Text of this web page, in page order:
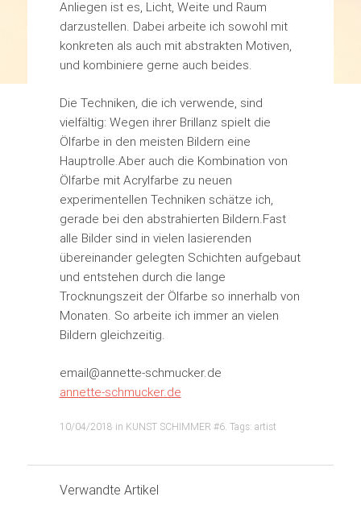
Anliegen ist es, Licht, Weite und Raum
darzustellen. Dabei arbeite ich sowohl mit
konkreten als auch mit abstrakten Motiven,
und kombiniere gerne auch beides.
Die Techniken, die ich verwende, sind
vielfältig: Wegen ihrer Brillanz spielt die
Ölfarbe in den meisten Bildern eine
Hauptrolle.Aber auch die Kombination von
Ölfarbe mit Acrylfarbe zu neuen
experimentellen Techniken schätze ich,
gerade bei den abstrahierten Bildern.Fast
alle Bilder sind in vielen lasierenden
übereinander gelegten Schichten aufgebaut
und entstehen durch die lange
Trocknungszeit der Ölfarbe so innerhalb von
Monaten. So arbeite ich immer an vielen
Bildern gleichzeitig.
email@annette-schmucker.de
annette-schmucker.de
10/04/2018 in KUNST SCHIMMER #6. Tags: artist
Verwandte Artikel